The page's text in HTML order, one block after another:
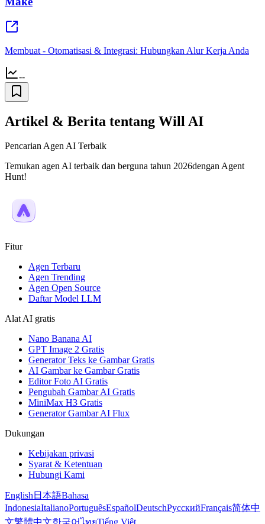
Membuat - Otomatisasi & Integrasi: Hubungkan Alur Kerja Anda
--
Artikel & Berita tentang Will AI
Pencarian Agen AI Terbaik
Temukan agen AI terbaik dan berguna tahun 2026dengan Agent
Hunt!
Fitur
Agen Terbaru
Agen Trending
Agen Open Source
Daftar Model LLM
Alat AI gratis
Nano Banana AI
GPT Image 2 Gratis
Generator Teks ke Gambar Gratis
AI Gambar ke Gambar Gratis
Editor Foto AI Gratis
Pengubah Gambar AI Gratis
MiniMax H3 Gratis
Generator Gambar AI Flux
Dukungan
Kebijakan privasi
Syarat & Ketentuan
Hubungi Kami
English日本語Bahasa
IndonesiaItalianoPortuguêsEspañolDeutschРусскийFrançais简体中